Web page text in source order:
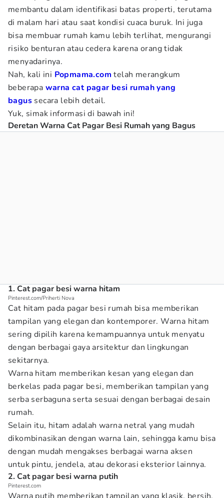
membantu dalam identifikasi batas properti, terutama
di malam hari atau saat kondisi cuaca buruk. Ini juga
bisa membuar rumah kamu lebih terlihat, mengurangi
risiko benturan atau cedera karena orang tidak
menyadarinya.
Nah, kali ini Popmama.com telah merangkum
beberapa warna cat pagar besi rumah yang
bagus secara lebih detail.
Yuk, simak informasi di bawah ini!
Deretan Warna Cat Pagar Besi Rumah yang Bagus
1. Cat pagar besi warna hitam
Pinterest.com/Priherti Nova
Cat hitam pada pagar besi rumah bisa memberikan
tampilan yang elegan dan kontemporer. Warna hitam
sering dipilih karena kemampuannya untuk menyatu
dengan berbagai gaya arsitektur dan lingkungan
sekitarnya.
Warna hitam memberikan kesan yang elegan dan
berkelas pada pagar besi, memberikan tampilan yang
serba serbaguna serta sesuai dengan berbagai desain
rumah.
Selain itu, hitam adalah warna netral yang mudah
dikombinasikan dengan warna lain, sehingga kamu bisa
dengan mudah mengakses berbagai warna aksen
untuk pintu, jendela, atau dekorasi eksterior lainnya.
2. Cat pagar besi warna putih
Pinterest.com